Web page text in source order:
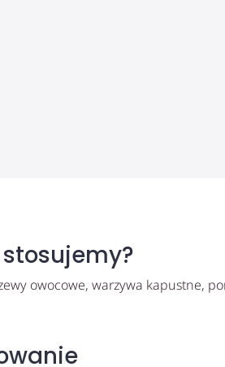
owocowe, warzywa kapustne,